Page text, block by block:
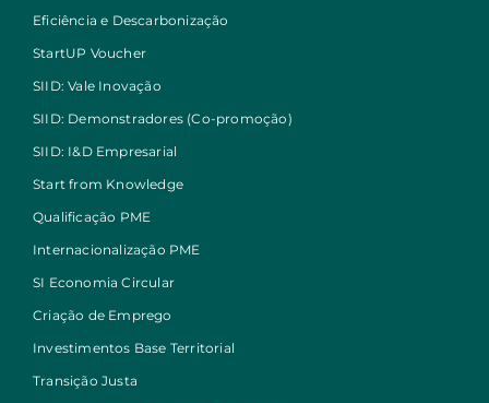
Eficiência e Descarbonização
StartUP Voucher
SIID: Vale Inovação
SIID: Demonstradores (Co-promoção)
SIID: I&D Empresarial
Start from Knowledge
Qualificação PME
Internacionalização PME
SI Economia Circular
Criação de Emprego
Investimentos Base Territorial
Transição Justa